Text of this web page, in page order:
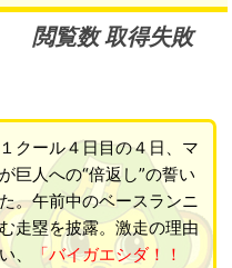
閲覧数 取得失敗
クール４日目の４日、マ
巨人への“倍返し”の誓い
。午前中のベースランニ
走塁を披露。激走の理由
、
「バイガエシダ！！